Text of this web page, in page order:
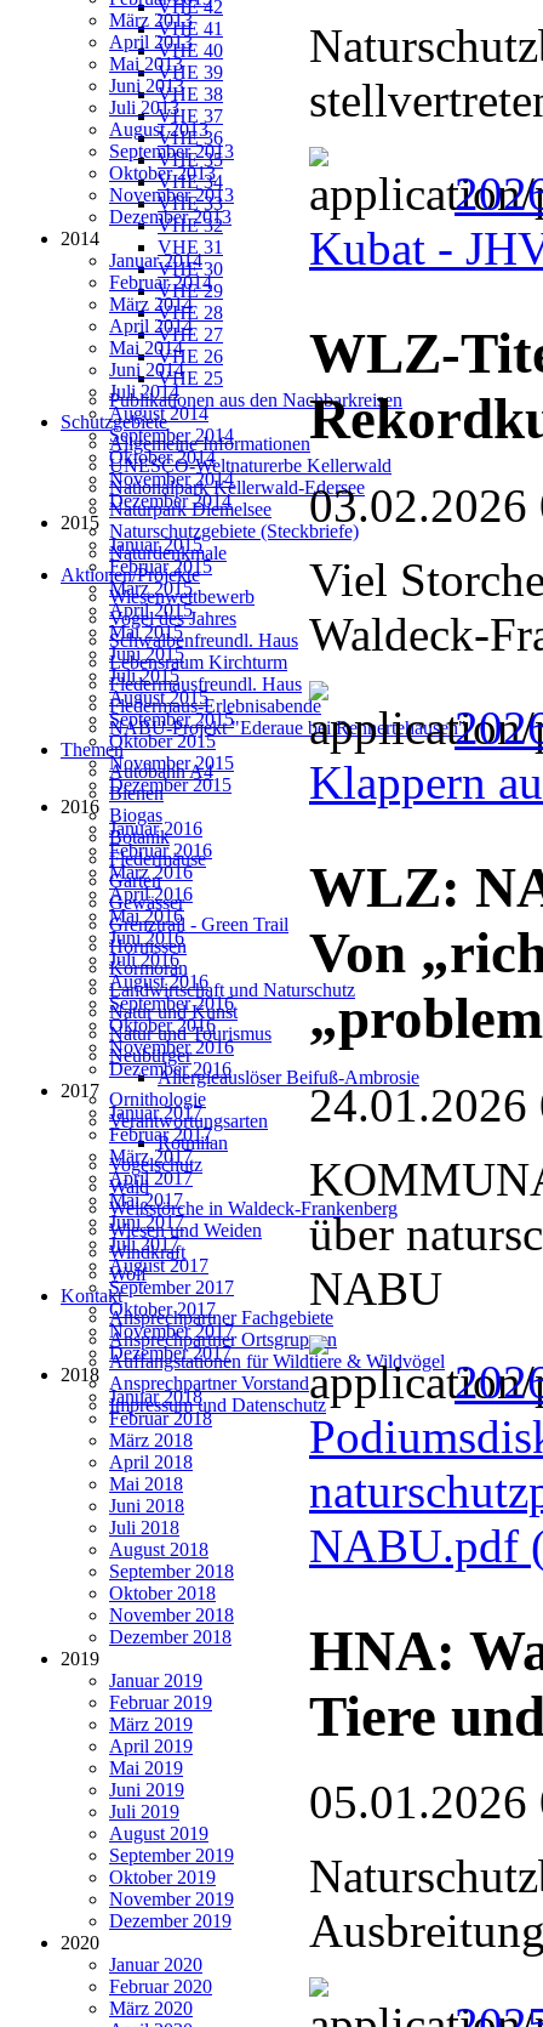
VHE 42
VHE 41
VHE 40
VHE 39
VHE 38
VHE 37
VHE 36
VHE 35
VHE 34
VHE 33
VHE 32
VHE 31
VHE 30
VHE 29
VHE 28
VHE 27
VHE 26
VHE 25
Publikationen aus den Nachbarkreisen
Schutzgebiete
Allgemeine Informationen
UNESCO-Weltnaturerbe Kellerwald
Nationalpark Kellerwald-Edersee
Naturpark Diemelsee
Naturschutzgebiete (Steckbriefe)
Naturdenkmale
Aktionen/Projekte
Wiesenwettbewerb
Vogel des Jahres
Schwalbenfreundl. Haus
Lebensraum Kirchturm
Fledermausfreundl. Haus
Fledermaus-Erlebnisabende
NABU-Projekt "Ederaue bei Rennertehausen"
Themen
Autobahn A4
Bienen
Biogas
Botanik
Fledermäuse
Garten
Gewässer
Grenztrail - Green Trail
Hornissen
Kormoran
Landwirtschaft und Naturschutz
Natur und Kunst
Natur und Tourismus
Neubürger
Allergieauslöser Beifuß-Ambrosie
Ornithologie
Verantwortungsarten
Rotmilan
Vogelschutz
Wald
Weißstörche in Waldeck-Frankenberg
Wiesen und Weiden
Windkraft
Wolf
Kontakt
Ansprechpartner Fachgebiete
Ansprechpartner Ortsgruppen
Auffangstationen für Wildtiere & Wildvögel
Ansprechpartner Vorstand
Impressum und Datenschutz
März 2013
April 2013
Mai 2013
Juni 2013
Juli 2013
August 2013
September 2013
Oktober 2013
November 2013
Dezember 2013
2014
Januar 2014
Februar 2014
März 2014
April 2014
Mai 2014
Juni 2014
Juli 2014
August 2014
September 2014
Oktober 2014
November 2014
Dezember 2014
2015
Januar 2015
Februar 2015
März 2015
April 2015
Mai 2015
Juni 2015
Juli 2015
August 2015
September 2015
Oktober 2015
November 2015
Dezember 2015
2016
Januar 2016
Februar 2016
März 2016
April 2016
Mai 2016
Juni 2016
Juli 2016
August 2016
September 2016
Oktober 2016
November 2016
Dezember 2016
2017
Januar 2017
Februar 2017
März 2017
April 2017
Mai 2017
Juni 2017
Juli 2017
August 2017
September 2017
Oktober 2017
November 2017
Dezember 2017
2018
Januar 2018
Februar 2018
März 2018
April 2018
Mai 2018
Juni 2018
Juli 2018
August 2018
September 2018
Oktober 2018
November 2018
Dezember 2018
2019
Januar 2019
Februar 2019
März 2019
April 2019
Mai 2019
Juni 2019
Juli 2019
August 2019
September 2019
Oktober 2019
November 2019
Dezember 2019
2020
Januar 2020
Februar 2020
März 2020
Kubat -
WLZ-
03.02.2026
Viel
Waldeck-
Klappern
WLZ:
Von
24.01.2026
über
NABU
NABU.pdf
HNA:
Tiere
05.01.2026